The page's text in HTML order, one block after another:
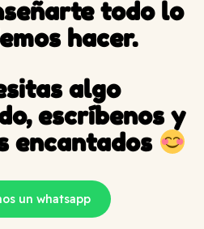
todo lo
hacer.
algo
escríbenos y
encantados
un whatsapp